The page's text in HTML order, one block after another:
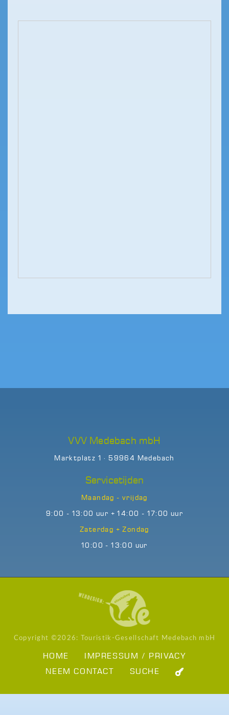
VVV Medebach mbH
Marktplatz 1 · 59964 Medebach
Servicetijden
Maandag - vrijdag
9:00 - 13:00 uur + 14:00 - 17:00 uur
Zaterdag + Zondag
10:00 - 13:00 uur
Copyright ©2026: Touristik-Gesellschaft Medebach mbH
HOME
IMPRESSUM / PRIVACY
NEEM CONTACT
SUCHE